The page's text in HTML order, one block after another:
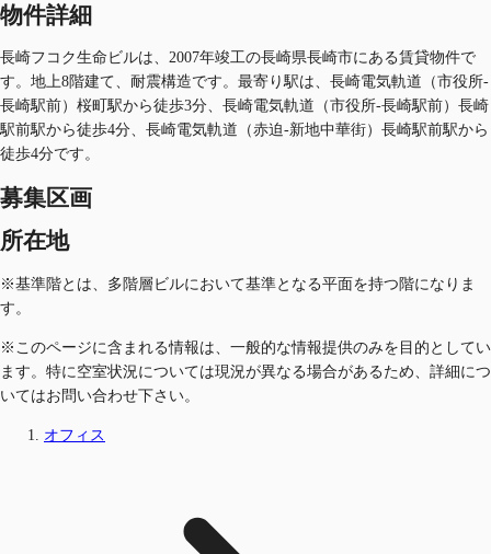
物件詳細
長崎フコク生命ビルは、2007年竣工の長崎県長崎市にある賃貸物件で
す。地上8階建て、耐震構造です。最寄り駅は、長崎電気軌道（市役所-
長崎駅前）桜町駅から徒歩3分、長崎電気軌道（市役所-長崎駅前）長崎
駅前駅から徒歩4分、長崎電気軌道（赤迫-新地中華街）長崎駅前駅から
徒歩4分です。
募集区画
所在地
※基準階とは、多階層ビルにおいて基準となる平面を持つ階になりま
す。
※このページに含まれる情報は、一般的な情報提供のみを目的としてい
ます。特に空室状況については現況が異なる場合があるため、詳細につ
いてはお問い合わせ下さい。
オフィス